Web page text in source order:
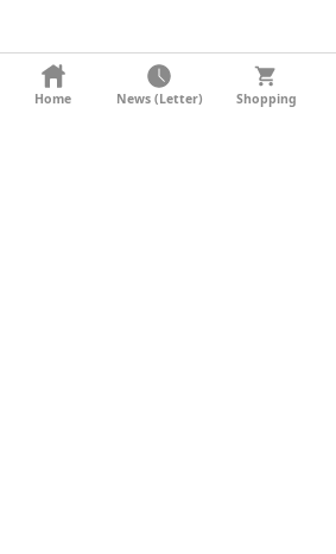
KONTAKT
Home News (Letter) Shopping